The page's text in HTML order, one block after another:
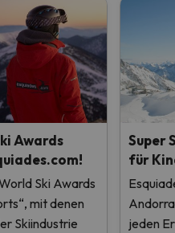
Awards
Ski Awards
mit denen
Skiindustrie
Super
für
Andorra
jeden